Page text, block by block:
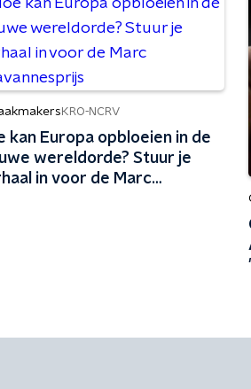
KRO-NCRV
kan Europa opbloeien in de
wereldorde? Stuur je
in voor de Marc